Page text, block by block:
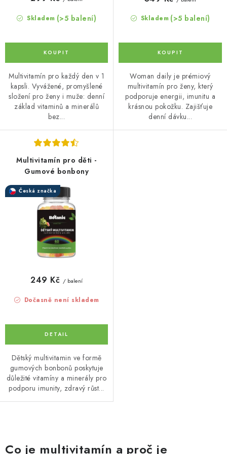
Skladem (>5 balení)
Multivitamín pro každý den v 1
kapsli. Vyvážené, promyšlené
složení pro ženy i muže: denní
základ vitaminů a minerálů
bez...
Skladem (>5 balení)
Woman daily je prémiový
multivitamín pro ženy, který
podporuje energii, imunitu a
krásnou pokožku. Zajišťuje
denní dávku...
Multivitamín pro děti -
Gumové bonbony
Česká značka
Dočasně není skladem
249 Kč / balení
Dětský multivitamin ve formě
gumových bonbonů poskytuje
důležité vitamíny a minerály pro
podporu imunity, zdravý růst...
v
Co je multivitamín a proč je